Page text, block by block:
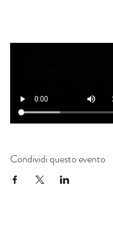
Condividi questo evento